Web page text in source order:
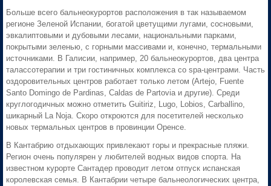
Больше всего бальнеокурортов расположения в так называемом
регионе Зеленой Испании, богатой цветущими лугами, сосновыми,
эвкалиптовыми и дубовыми лесами, национальными парками,
покрытыми зеленью, с горными массивами и, конечно, термальными
источниками. В Галисии, например, 20 бальнеокурортов, два центра
талассотерапии и три гостиничных комплекса со spa-центрами. Часть
оздоровительных центров работает только летом (Artejo, Fuente
Santo Domingo de Pardinas, Caldas de Partovia и другие). Среди
круглогодичных можно отметить Guitiriz, Lugo, Lobios, Carballino,
шикарный La Noja. Скоро откроются для посетителей несколько
новых термальных центров в провинции Оренсе.
В Кантабрию отдыхающих привлекают горы и прекрасные пляжи.
Регион очень популярен у любителей водных видов спорта. На
известном курорте Сантадер проводит летом отпуск испанская
королевская семья. В Кантабрии четыре бальнеологических центра,